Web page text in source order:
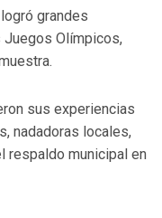
grandes
Juegos Olímpicos,
sus experiencias
nadadoras locales,
respaldo municipal en